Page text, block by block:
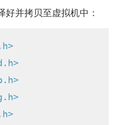
好并拷贝至虚拟机中：